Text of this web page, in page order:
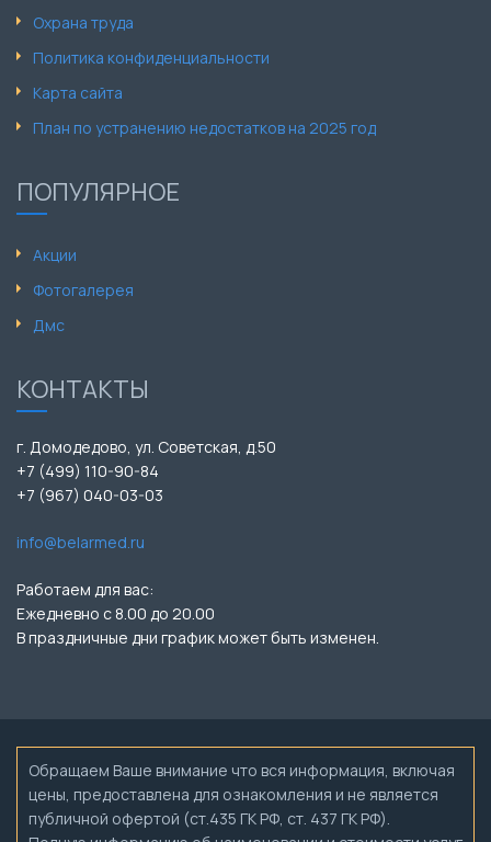
Охрана труда
Политика конфиденциальности
Карта сайта
План по устранению недостатков на 2025 год
ПОПУЛЯРНОЕ
Акции
Фотогалерея
Дмс
КОНТАКТЫ
г. Домодедово, ул. Советская, д.50
+7 (499) 110-90-84
+7 (967) 040-03-03
info@belarmed.ru
Работаем для вас:
Ежедневно с 8.00 до 20.00
В праздничные дни график может быть изменен.
Обращаем Ваше внимание что вся информация, включая
цены, предоставлена для ознакомления и не является
публичной офертой (ст.435 ГК РФ, ст. 437 ГК РФ).